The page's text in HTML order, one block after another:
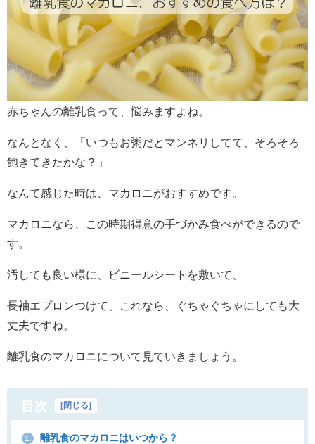
赤ちゃんの離乳食って、悩みますよね。
なんとなく、「いつもお粥だとマンネリしてて、そろそろ
飽きてきたかな？」
なんて感じた時は、マカロニがおすすめです。
マカロニなら、この時期得意の手づかみ食べができるので
す。
汚しても良い様に、ビニールシートを敷いて、
長袖エプロンつけて、これなら、ぐちゃぐちゃにしても大
丈夫ですね。
離乳食のマカロニについて見ていきましょう。
目次 [閉じる]
1. 離乳食のマカロニはいつから？